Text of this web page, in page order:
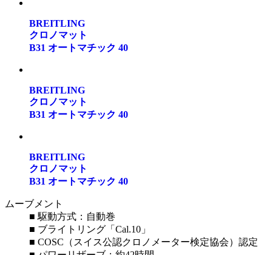
BREITLING
クロノマット
B31 オートマチック 40
BREITLING
クロノマット
B31 オートマチック 40
BREITLING
クロノマット
B31 オートマチック 40
ムーブメント
■ 駆動方式：自動巻
■ ブライトリング「Cal.10」
■ COSC（スイス公認クロノメーター検定協会）認定